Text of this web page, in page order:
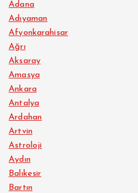
Adana
Adıyaman
Afyonkarahisar
Ağrı
Aksaray
Amasya
Ankara
Antalya
Ardahan
Artvin
Astroloji
Aydın
Balıkesir
Bartın